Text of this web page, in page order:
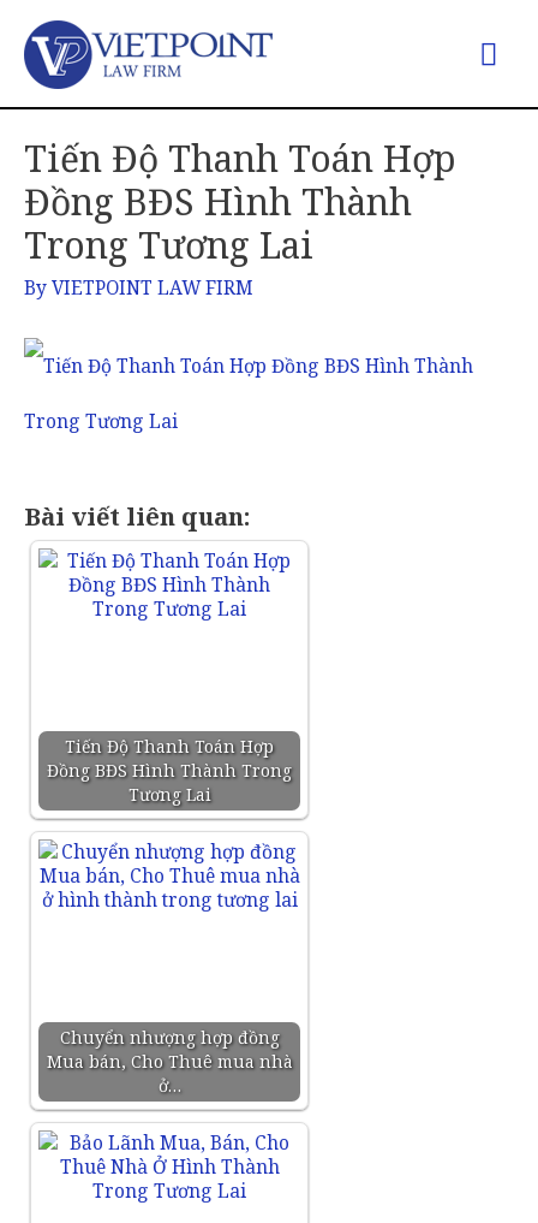
Tiến Độ Thanh Toán Hợp
Đồng BĐS Hình Thành
Trong Tương Lai
ByVIETPOINT LAW FIRM
Bài viết liên quan:
Tiến Độ Thanh Toán Hợp
Đồng BĐS Hình Thành Trong
Tương Lai
Chuyển nhượng hợp đồng
Mua bán, Cho Thuê mua nhà
ở…